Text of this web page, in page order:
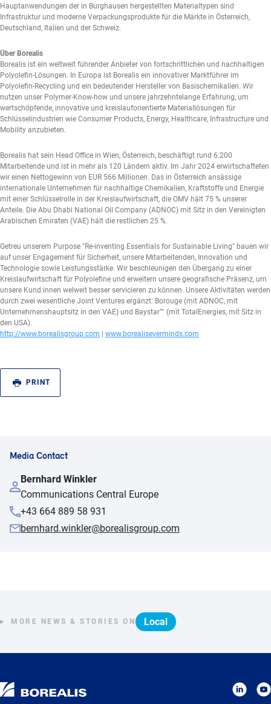
Hauptanwendungen der in Burghausen hergestellten Materialtypen sind
Infrastruktur und moderne Verpackungsprodukte für die Märkte in Österreich,
Deutschland, Italien und der Schweiz.
Über Borealis
Borealis ist ein weltweit führender Anbieter von fortschrittlichen und nachhaltigen
Polyolefin-Lösungen. In Europa ist Borealis ein innovativer Marktführer im
Polyolefin-Recycling und ein bedeutender Hersteller von Basischemikalien. Wir
nutzen unser Polymer-Know-how und unsere jahrzehntelange Erfahrung, um
wertschöpfende, innovative und kreislauforientierte Materiallösungen für
Schlüsselindustrien wie Consumer Products, Energy, Healthcare, Infrastructure und
Mobility anzubieten.
Borealis hat sein Head Office in Wien, Österreich, beschäftigt rund 6.200
Mitarbeitende und ist in mehr als 120 Ländern aktiv. Im Jahr 2024 erwirtschafteten
wir einen Nettogewinn von EUR 566 Millionen. Das in Österreich ansässige
internationale Unternehmen für nachhaltige Chemikalien, Kraftstoffe und Energie
mit einer Schlüsselrolle in der Kreislaufwirtschaft, die OMV hält 75 % unserer
Anteile. Die Abu Dhabi National Oil Company (ADNOC) mit Sitz in den Vereinigten
Arabischen Emiraten (VAE) hält die restlichen 25 %.
Getreu unserem Purpose "Re-inventing Essentials for Sustainable Living" bauen wir
auf unser Engagement für Sicherheit, unsere Mitarbeitenden, Innovation und
Technologie sowie Leistungsstärke. Wir beschleunigen den Übergang zu einer
Kreislaufwirtschaft für Polyolefine und erweitern unsere geografische Präsenz, um
unsere Kund:innen welweit besser servicieren zu können. Unsere Aktivitäten werden
durch zwei wesentliche Joint Ventures ergänzt: Borouge (mit ADNOC, mit
Unternehmenshauptsitz in den VAE) und Baystar™ (mit TotalEnergies, mit Sitz in
den USA).
http://www.borealisgroup.com | www.borealiseverminds.com
PRINT
Media Contact
Bernhard Winkler
Communications Central Europe
+43 664 889 58 931
bernhard.winkler@borealisgroup.com
MORE NEWS & STORIES ON Local